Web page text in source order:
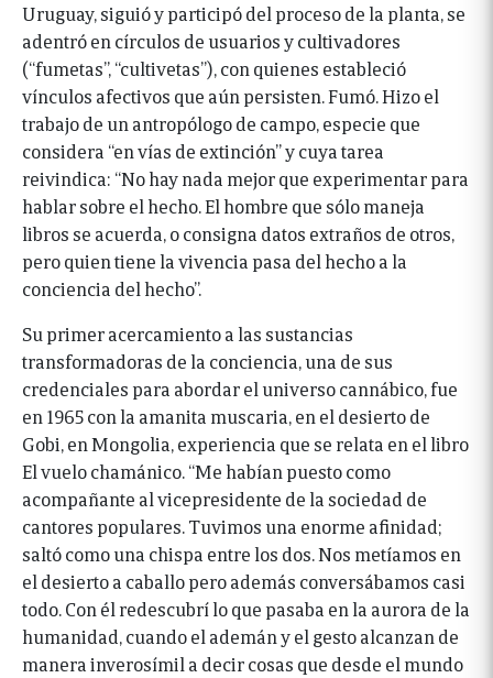
Uruguay, siguió y participó del proceso de la planta, se
adentró en círculos de usuarios y cultivadores
(“fumetas”, “cultivetas”), con quienes estableció
vínculos afectivos que aún persisten. Fumó. Hizo el
trabajo de un antropólogo de campo, especie que
considera “en vías de extinción” y cuya tarea
reivindica: “No hay nada mejor que experimentar para
hablar sobre el hecho. El hombre que sólo maneja
libros se acuerda, o consigna datos extraños de otros,
pero quien tiene la vivencia pasa del hecho a la
conciencia del hecho”.
Su primer acercamiento a las sustancias
transformadoras de la conciencia, una de sus
credenciales para abordar el universo cannábico, fue
en 1965 con la amanita muscaria, en el desierto de
Gobi, en Mongolia, experiencia que se relata en el libro
El vuelo chamánico. “Me habían puesto como
acompañante al vicepresidente de la sociedad de
cantores populares. Tuvimos una enorme afinidad;
saltó como una chispa entre los dos. Nos metíamos en
el desierto a caballo pero además conversábamos casi
todo. Con él redescubrí lo que pasaba en la aurora de la
humanidad, cuando el ademán y el gesto alcanzan de
manera inverosímil a decir cosas que desde el mundo